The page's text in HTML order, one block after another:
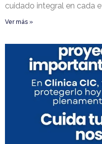
cuidado integral en cada
Ver más »